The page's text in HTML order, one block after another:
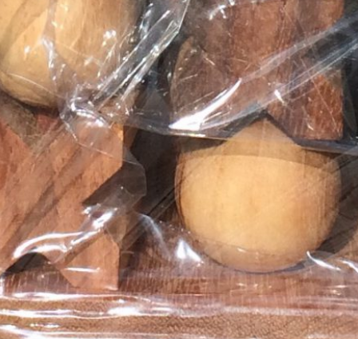
שיווק
על-ידי
שיתוף
תחומי
העניין
וההתנהגות
שלכם
בזמן
הגלישה
באתר, אתן
מגדילים
את הסיכוי
לראות תוכן
והצעות
מותאמים
אישית.